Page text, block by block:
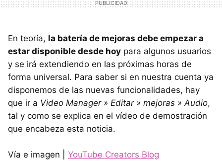
En teoría, la batería de mejoras debe empezar a
estar disponible desde hoy para algunos usuarios
y se irá extendiendo en las próximas horas de
forma universal. Para saber si en nuestra cuenta ya
disponemos de las nuevas funcionalidades, hay
que ir a Video Manager » Editar » mejoras » Audio,
tal y como se explica en el vídeo de demostración
que encabeza esta noticia.
Vía e imagen | YouTube Creators Blog